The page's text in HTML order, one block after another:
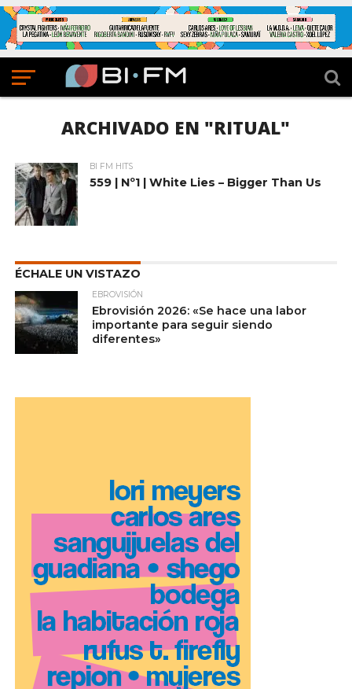
ARCHIVADO EN "RITUAL"
BI FM HITS
559 | Nº1 | White Lies – Bigger Than Us
ÉCHALE UN VISTAZO
EBROVISIÓN
Ebrovisión 2026: «Se hace una labor
importante para seguir siendo
diferentes»